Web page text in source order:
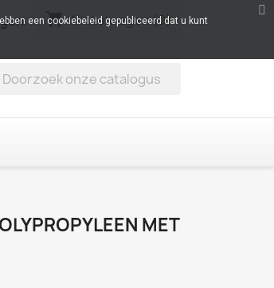
shopping_cartWinkelwagen(0)
MET
een cookiebeleid gepubliceerd dat u kunt